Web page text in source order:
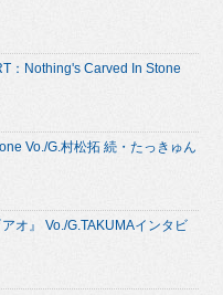
：Nothing's Carved In Stone
Vo./G.村松拓 続・たっきゅん
オ』 Vo./G.TAKUMAインタビ